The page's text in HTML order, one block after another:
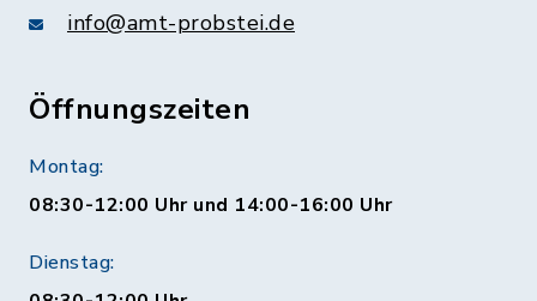
info@amt-probstei.de
Öffnungszeiten
Montag:
08:30-12:00 Uhr und 14:00-16:00 Uhr
Dienstag: